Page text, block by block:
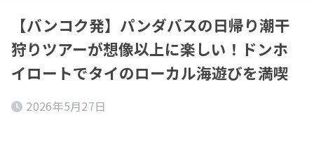
【バンコク発】パンダバスの日帰り潮干
狩りツアーが想像以上に楽しい！ドンホ
イロートでタイのローカル海遊びを満喫
2026年5月27日